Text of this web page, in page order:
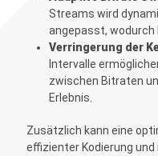
Streams wird
angepasst,
Verringerung der
Intervalle
zwischen Bitraten
Erlebnis.
Zusätzlich kann eine
effizienter Kodierung